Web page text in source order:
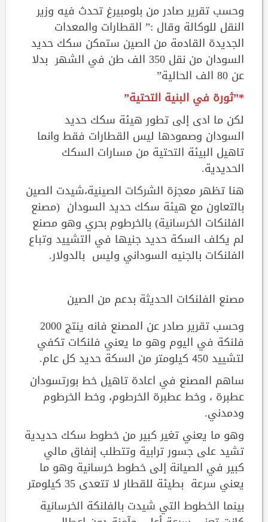
وحسب تقرير صادر من بلومبيرغ تحدث فيه وزير
النقل للوكالة وقال :” القطارات والمعدات
الجديدة القادمة من الصين ستمكن سكك حديد
السودان من نقل 350 الف طن في الشهر بدلا
عن 80 الف الحالية”
*”ثورة في البنية التحتية”
لكن ما ادى إلى تطور هيئة سكك حديد
السودان وصمودها ليس القطارات فقط وانما
تاهيل البيئة التحتية من مسارات السكك
الحديدية.
هنا تظهر معجزة الشركات الصينية،شيدت الصين
بالتعاون مع هيئة سكك حديد السودان (مصنع
الفلنكات الخرسانية) بالخرطوم بحري وهو مصنع
لم يكلف السكة حديد جنيها في التشييد وتباع
الفلنكات بالجنيه السوداني وليس بالدولار.
مصنع الفلنكات الحديثة بدعم من الصين
وحسب تقرير صادر عن المصنع فانه ينتج 2000
فلنكة في اليوم وهو ما يعني فلنكات تكفي
لتشييد 450 كيلومتر من السكة حديد كل عام.
ساهم المصنع في اعادة تاهيل خط بورتسودان
عطبرة ، وخط عطبرة الخرطوم، وخط الخرطوم
ودمدني.
وهو ما يعني تغير كبير من خطوط سكك حديدية
تشيد على جسور ترابية وتتطلب إنفاق مالي
كبير في الصيانة إلى خطوط خرسانية وهو ما
يعني سرعة بطيئة للقطار لا تتعدى 35 كيلومتر
بينما الخطوط التي شيدت بالفلنكة الخرسانية